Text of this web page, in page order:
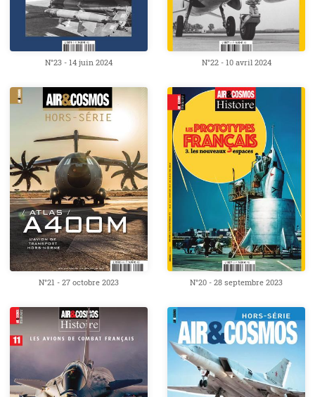
N°23 - 14 juin 2024 N°22 - 10 avril 2024
N°21 - 27 octobre 2023 N°20 - 28 septembre 2023